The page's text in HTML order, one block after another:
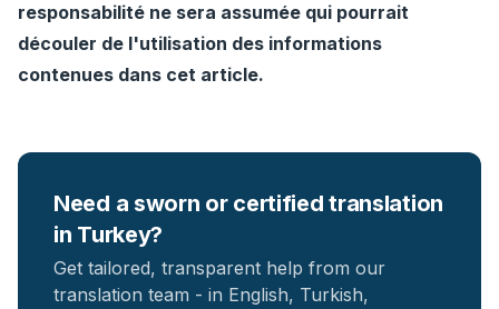
responsabilité ne sera assumée qui pourrait
découler de l'utilisation des informations
contenues dans cet article.
Need a sworn or certified translation
in Turkey?
Get tailored, transparent help from our
translation team - in English, Turkish,